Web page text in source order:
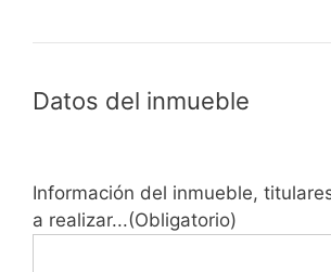
Datos del inmueble
Información del inmueble,
a realizar...(Obligatorio)